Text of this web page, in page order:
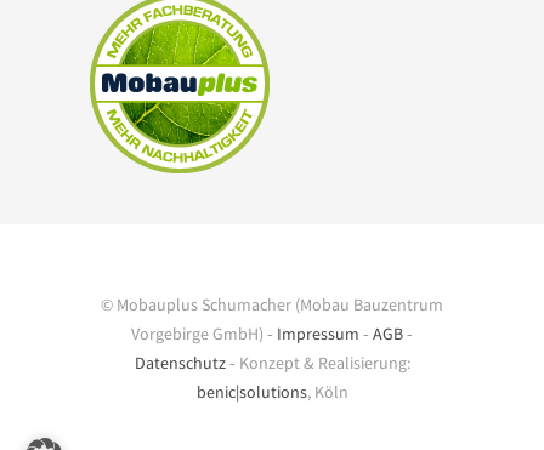
© Mobauplus Schumacher (Mobau Bauzentrum
Vorgebirge GmbH) ‐ Impressum ‐ AGB‐
Datenschutz‐ Konzept & Realisierung:
benic|solutions, Köln